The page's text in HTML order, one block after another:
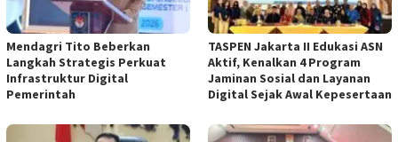
Mendagri Tito Beberkan
Langkah Strategis Perkuat
Infrastruktur Digital
Pemerintah
TASPEN Jakarta II Edukasi ASN
Aktif, Kenalkan 4 Program
Jaminan Sosial dan Layanan
Digital Sejak Awal Kepesertaan